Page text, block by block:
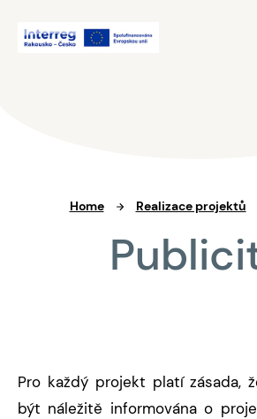
Home Realizace projektů
Pro každý projekt platí zásada,
být náležitě informována o